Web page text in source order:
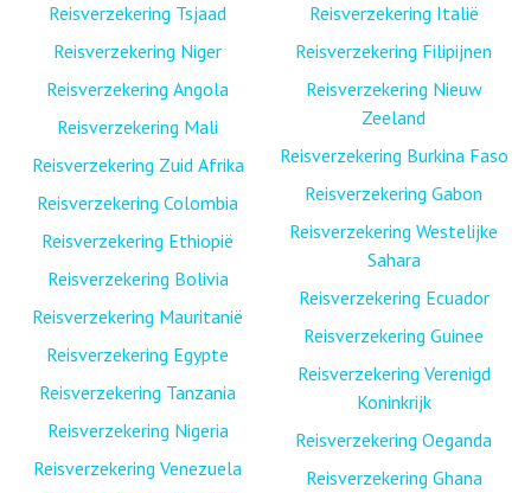
Reisverzekering Tsjaad
Reisverzekering Niger
Reisverzekering Angola
Reisverzekering Mali
Reisverzekering Zuid Afrika
Reisverzekering Colombia
Reisverzekering Ethiopië
Reisverzekering Bolivia
Reisverzekering Mauritanië
Reisverzekering Egypte
Reisverzekering Tanzania
Reisverzekering Nigeria
Reisverzekering Venezuela
Reisverzekering Italië
Reisverzekering Filipijnen
Reisverzekering Nieuw
Zeeland
Reisverzekering Burkina Faso
Reisverzekering Gabon
Reisverzekering Westelijke
Sahara
Reisverzekering Ecuador
Reisverzekering Guinee
Reisverzekering Verenigd
Koninkrijk
Reisverzekering Oeganda
Reisverzekering Ghana